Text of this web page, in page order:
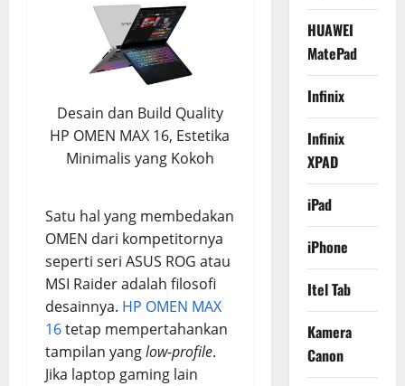
Desain dan Build Quality
HP OMEN MAX 16, Estetika
Minimalis yang Kokoh
Satu hal yang membedakan
OMEN dari kompetitornya
seperti seri ASUS ROG atau
MSI Raider adalah filosofi
desainnya. HP OMEN MAX
16tetap mempertahankan
tampilan yanglow-profile.
Jika laptop gaming lain
HUAWEI
MatePad
Infinix
Infinix
XPAD
iPad
iPhone
Itel Tab
Kamera
Canon